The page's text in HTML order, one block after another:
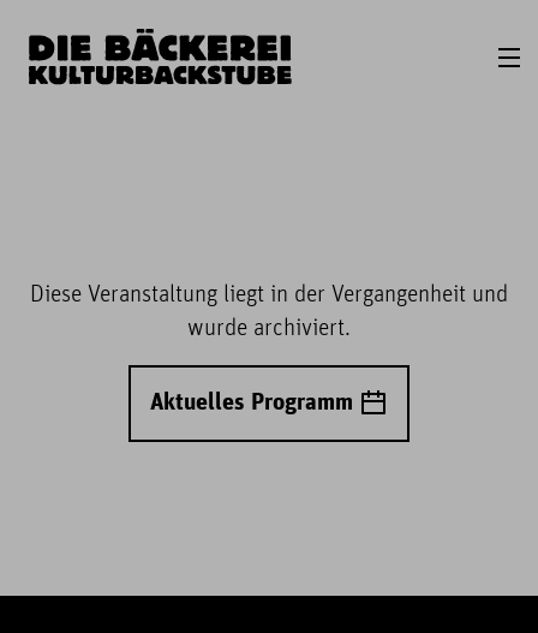
Diese Veranstaltung liegt in der Vergangenheit und
wurde archiviert.
Aktuelles Programm